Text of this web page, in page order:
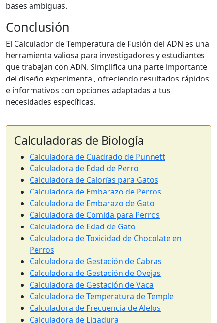
bases ambiguas.
Conclusión
El Calculador de Temperatura de Fusión del ADN es una
herramienta valiosa para investigadores y estudiantes
que trabajan con ADN. Simplifica una parte importante
del diseño experimental, ofreciendo resultados rápidos
e informativos con opciones adaptadas a tus
necesidades específicas.
Calculadoras de Biología
Calculadora de Cuadrado de Punnett
Calculadora de Edad de Perro
Calculadora de Calorías para Gatos
Calculadora de Embarazo de Perros
Calculadora de Embarazo de Gato
Calculadora de Comida para Perros
Calculadora de Edad de Gato
Calculadora de Toxicidad de Chocolate en
Perros
Calculadora de Gestación de Cabras
Calculadora de Gestación de Ovejas
Calculadora de Gestación de Vaca
Calculadora de Temperatura de Temple
Calculadora de Frecuencia de Alelos
Calculadora de Ligadura